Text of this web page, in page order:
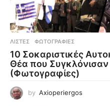
ΛΊΣΤΕΣ ,ΦΩΤΟΓΡΑΦΊΕΣ
10 Σοκαριστικές
Θέα που
(Φωτογραφίες)
by Axioperiergos